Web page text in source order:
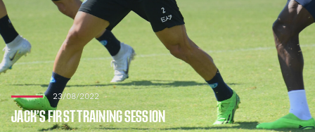
23/08/2022
JACK’S FIRST TRAINING SESSION